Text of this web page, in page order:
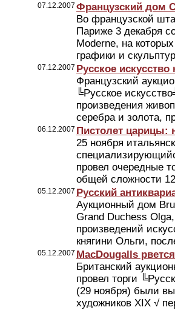
07.12.2007 Французский дом
Во французской
Париже 3 декабря
Moderne, на
графики и
07.12.2007 Русское искусство
Французский
╚Русское
произведения
серебра и золота,
06.12.2007 Пистолет царицы:
25 ноября
провел очередные
общей сложности
05.12.2007 Русский
Аукционный дом
Grand Duchess
произведений
княгини Ольги,
05.12.2007 MacDougalls
Британский
провел торги
(29 ноября) были
художников XIX √